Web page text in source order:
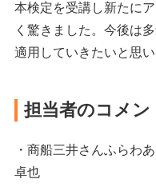
本検定を受講し新たに
く驚きました。今後は
適用していきたいと思い
担当者のコメン
・商船三井さんふら
卓也